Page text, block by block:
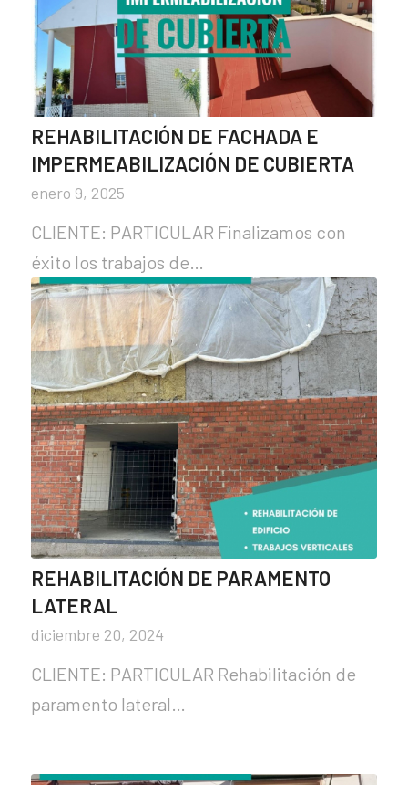
REHABILITACIÓN DE FACHADA E
IMPERMEABILIZACIÓN DE CUBIERTA
enero 9, 2025
CLIENTE: PARTICULAR Finalizamos con
éxito los trabajos de…
REHABILITACIÓN DE PARAMENTO
LATERAL
diciembre 20, 2024
CLIENTE: PARTICULAR Rehabilitación de
paramento lateral…